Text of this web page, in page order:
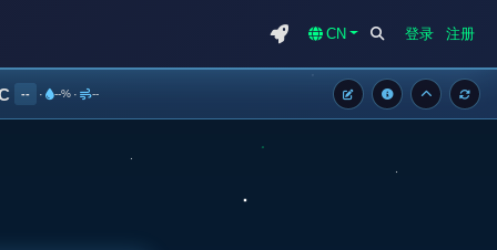
CN 登录 注册
-- · --% · --